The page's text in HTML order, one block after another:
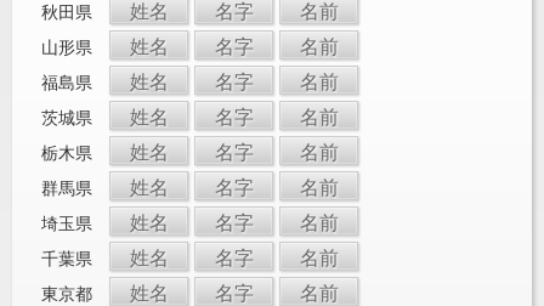
秋田県 姓名 名字 名前
山形県 姓名 名字 名前
福島県 姓名 名字 名前
茨城県 姓名 名字 名前
栃木県 姓名 名字 名前
群馬県 姓名 名字 名前
埼玉県 姓名 名字 名前
千葉県 姓名 名字 名前
東京都 姓名 名字 名前